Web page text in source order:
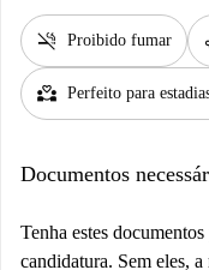
smoke_free Proibido fumar
partner_heart Perfeito para
Documentos
Tenha estes
candidatura. Sem eles,